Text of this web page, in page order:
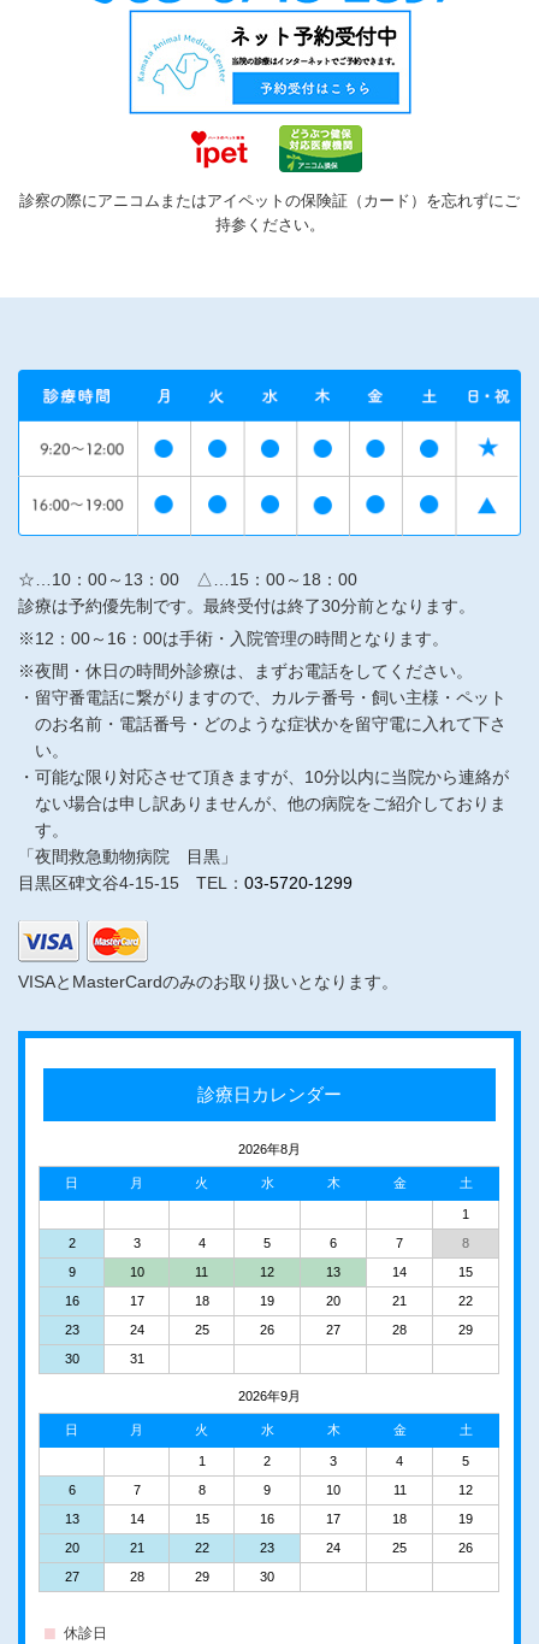
診察の際にアニコムまたはアイペットの保険証（カード）を忘れずにご
持参ください。
☆…10：00～13：00 △…15：00～18：00
診療は予約優先制です。最終受付は終了30分前となります。
※12：00～16：00は手術・入院管理の時間となります。
※夜間・休日の時間外診療は、まずお電話をしてください。
留守番電話に繋がりますので、カルテ番号・飼い主様・ペット
のお名前・電話番号・どのような症状かを留守電に入れて下さ
い。
可能な限り対応させて頂きますが、10分以内に当院から連絡が
ない場合は申し訳ありませんが、他の病院をご紹介しておりま
す。
「夜間救急動物病院 目黒」
目黒区碑文谷4-15-15 TEL： 03-5720-1299
VISAとMasterCardのみのお取り扱いとなります。
診療日カレンダー
2026年8月
日 月 火 水 木 金 土
1
2
3 4 5 6 7
8
9
10 11 12 13 14
15
16
17 18 19 20 21
22
23
24 25 26 27 28
29
30
31
2026年9月
日 月 火 水 木 金 土
1 2 3 4
5
6
7 8 9 10 11
12
13
14 15 16 17 18
19
20
21 22 23 24 25
26
27
28 29 30
休診日